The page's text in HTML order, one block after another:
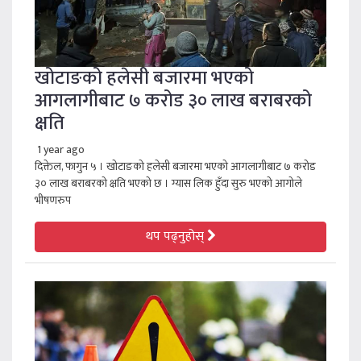
खोटाङको हलेसी बजारमा भएको
आगलागीबाट ७ करोड ३० लाख बराबरको
क्षति
1 year ago
दिक्तेल, फागुन ५ । खोटाङको हलेसी बजारमा भएको आगलागीबाट ७ करोड
३० लाख बराबरको क्षति भएको छ । ग्यास लिक हुँदा सुरु भएको आगोले
भीषणरुप
थप पढ्नुहोस्